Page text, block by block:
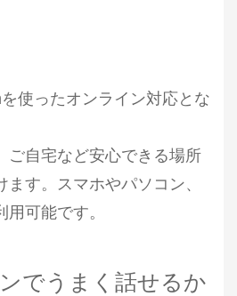
使ったオンライン対応とな
ご自宅など安心できる場所
す。スマホやパソコン、
可能です。
でうまく話せるか